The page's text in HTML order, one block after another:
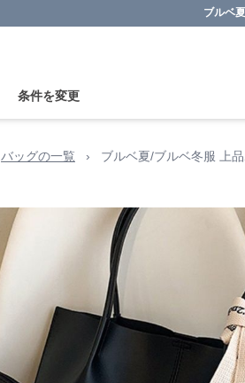
ブルベ
条件を変更
バッグの一覧 › ブルベ夏/ブルベ冬服 上